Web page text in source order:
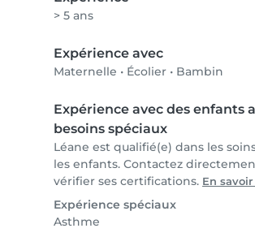
> 5 ans
Expérience avec
Maternelle • Écolier • Bambin
Expérience avec des enfants
besoins spéciaux
Léane est qualifié(e) dans les
les enfants. Contactez
vérifier ses certifications. En
Expérience spéciaux
Asthme